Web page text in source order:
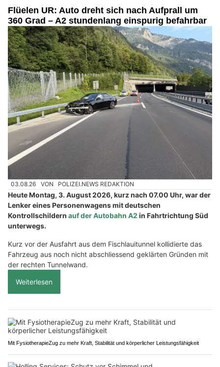
Flüelen UR: Auto dreht sich nach Aufprall um
360 Grad – A2 stundenlang einspurig befahrbar
03.08.26 VON POLIZEI.NEWS REDAKTION
Heute Montag, 3. August 2026, kurz nach 07.00 Uhr, war der
Lenker eines Personenwagens mit deutschen
Kontrollschildern auf der Autobahn A2 in Fahrtrichtung Süd
unterwegs.
Kurz vor der Ausfahrt aus dem Fischlauitunnel kollidierte das
Fahrzeug aus noch nicht abschliessend geklärten Gründen mit
der rechten Tunnelwand.
Weiterlesen
Mit FysiotherapieZug zu mehr Kraft, Stabilität und körperlicher Leistungsfähigkeit